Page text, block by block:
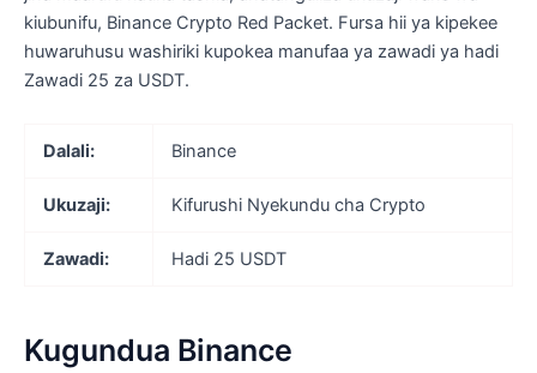
kiubunifu, Binance Crypto Red Packet. Fursa hii ya kipekee
huwaruhusu washiriki kupokea manufaa ya zawadi ya hadi
Zawadi 25 za USDT.
Dalali: Binance
Ukuzaji: Kifurushi Nyekundu cha Crypto
Zawadi: Hadi 25 USDT
Kugundua Binance